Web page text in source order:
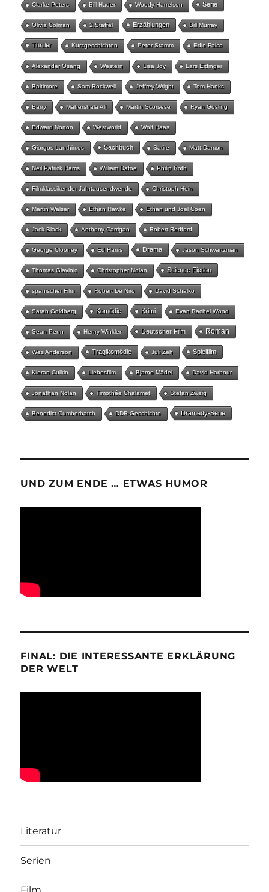
Clarke Peters Bill Hader Woody Harrelson Serie
Olivia Colman 2.Staffel Erzählungen Bill Murray
Thriller Kurzgeschichten Peter Stamm Edie Falco
Alexander Osang Western Lisa Joy Lars Eidinger
Baltimore Sam Rockwell Jeffrey Wright Tom Hanks
Barry Mahershala Ali Martin Scorsese Ryan Gosling
Edward Norton Westworld Wolf Haas
Giorgos Lanthimos Sachbuch Satire Matt Damon
Neil Patrick Harris William Dafoe Philip Roth
Filmklassiker der Jahrtausendwende Christoph Hein
Martin Walser Ethan Hawke Ethan und Joel Coen
Jack Black Anthony Carrigan Robert Redford
George Clooney Ed Harris Drama Jason Schwartzman
Thomas Glavinic Christopher Nolan Science Fiction
spanischer Film Robert De Niro David Schalko
Sarah Goldberg Komödie Krimi Evan Rachel Wood
Sean Penn Henry Winkler Deutscher Film Roman
Wes Anderson Tragikomödie Juli Zeh Spielfilm
Kieran Culkin Liebesfilm Bjarne Mädel David Harbour
Jonathan Nolan Timothée Chalamet Stefan Zweig
Benedict Cumberbatch DDR-Geschichte Dramedy-Serie
UND ZUM ENDE … ETWAS HUMOR
FINAL: DIE INTERESSANTE ERKLÄRUNG
DER WELT
Literatur
Serien
Film